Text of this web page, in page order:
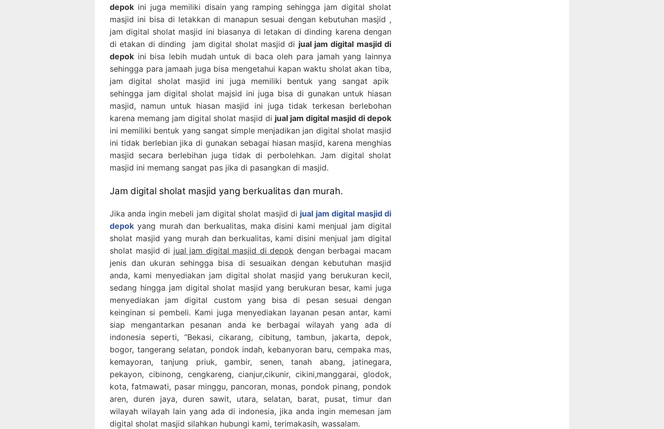
depok ini juga memiliki disain yang ramping sehingga jam digital sholat
masjid ini bisa di letakkan di manapun sesuai dengan kebutuhan masjid ,
jam digital sholat masjid ini biasanya di letakan di dinding karena dengan
di etakan di dinding jam digital sholat masjid di jual jam digital masjid di
depok ini bisa lebih mudah untuk di baca oleh para jamah yang lainnya
sehingga para jamaah juga bisa mengetahui kapan waktu sholat akan tiba,
jam digital sholat masjid ini juga memiliki bentuk yang sangat apik
sehingga jam digital sholat majsid ini juga bisa di gunakan untuk hiasan
masjid, namun untuk hiasan masjid ini juga tidak terkesan berlebohan
karena memang jam digital sholat masjid di jual jam digital masjid di depok
ini memiliki bentuk yang sangat simple menjadikan jan digital sholat masjid
ini tidak berlebian jika di gunakan sebagai hiasan masjid, karena menghias
masjid secara berlebihan juga tidak di perbolehkan. Jam digital sholat
masjid ini memang sangat pas jika di pasangkan di masjid.
Jam digital sholat masjid yang berkualitas dan murah.
Jika anda ingin mebeli jam digital sholat masjid di jual jam digital masjid di
depok yang murah dan berkualitas, maka disini kami menjual jam digital
sholat masjid yang murah dan berkualitas, kami disini menjual jam digital
sholat masjid di jual jam digital masjid di depok dengan berbagai macam
jenis dan ukuran sehingga bisa di sesuaikan dengan kebutuhan masjid
anda, kami menyediakan jam digital sholat masjid yang berukuran kecil,
sedang hingga jam digital sholat masjid yang berukuran besar, kami juga
menyediakan jam digital custom yang bisa di pesan sesuai dengan
keinginan si pembeli. Kami juga menyediakan layanan pesan antar, kami
siap mengantarkan pesanan anda ke berbagai wilayah yang ada di
indonesia seperti, “Bekasi, cikarang, cibitung, tambun, jakarta, depok,
bogor, tangerang selatan, pondok indah, kebanyoran baru, cempaka mas,
kemayoran, tanjung priuk, gambir, senen, tanah abang, jatinegara,
pekayon, cibinong, cengkareng, cianjur,cikunir, cikini,manggarai, glodok,
kota, fatmawati, pasar minggu, pancoran, monas, pondok pinang, pondok
aren, duren jaya, duren sawit, utara, selatan, barat, pusat, timur dan
wilayah wilayah lain yang ada di indonesia, jika anda ingin memesan jam
digital sholat masjid silahkan hubungi kami, terimakasih, wassalam.